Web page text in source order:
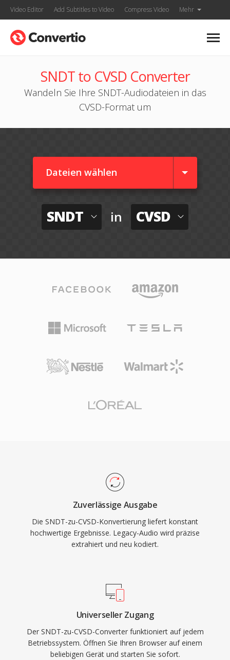
Video Editor Add Subtitles to Video Compress Video Mehr
SNDT to CVSD Converter
Wandeln Sie Ihre SNDT-Audiodateien in das
CVSD-Format um
Dateien wählen
SNDT in CVSD
Zuverlässige Ausgabe
Die SNDT-zu-CVSD-Konvertierung liefert konstant
hochwertige Ergebnisse. Legacy-Audio wird präzise
extrahiert und neu kodiert.
Universeller Zugang
Der SNDT-zu-CVSD-Converter funktioniert auf jedem
Betriebssystem. Öffnen Sie Ihren Browser auf einem
beliebigen Gerät und starten Sie sofort.